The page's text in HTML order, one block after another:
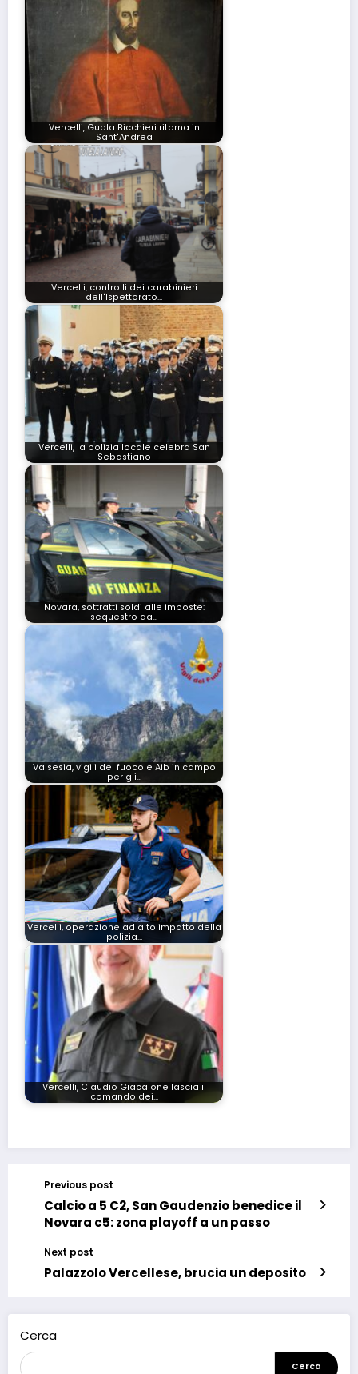
Vercelli, Guala Bicchieri ritorna in
Sant'Andrea
Vercelli, controlli dei carabinieri
dell'Ispettorato…
Vercelli, la polizia locale celebra San
Sebastiano
Novara, sottratti soldi alle imposte:
sequestro da…
Valsesia, vigili del fuoco e Aib in campo
per gli…
Vercelli, operazione ad alto impatto della
polizia…
Vercelli, Claudio Giacalone lascia il
comando dei…
Previous post
Calcio a 5 C2, San Gaudenzio benedice il
Novara c5: zona playoff a un passo
Next post
Palazzolo Vercellese, brucia un deposito
Cerca
Cerca